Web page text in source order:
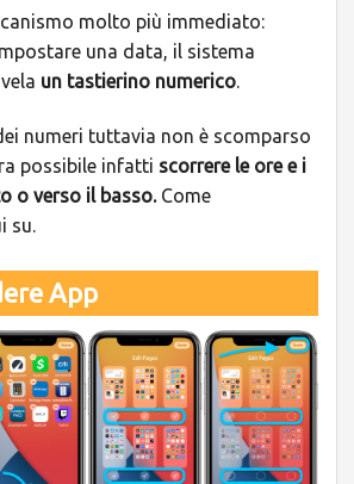
molto più immediato:
una data, il sistema
un tastierino numerico.
numeri tuttavia non è scomparso
possibile infatti scorrere le ore e i
o verso il basso.Come
su.
App